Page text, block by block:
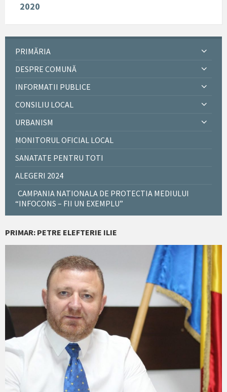
2020
PRIMĂRIA
DESPRE COMUNĂ
INFORMATII PUBLICE
CONSILIU LOCAL
URBANISM
MONITORUL OFICIAL LOCAL
SANATATE PENTRU TOTI
ALEGERI 2024
CAMPANIA NATIONALA DE PROTECTIA MEDIULUI
“INFOCONS – FII UN EXEMPLU”
PRIMAR: PETRE ELEFTERIE ILIE